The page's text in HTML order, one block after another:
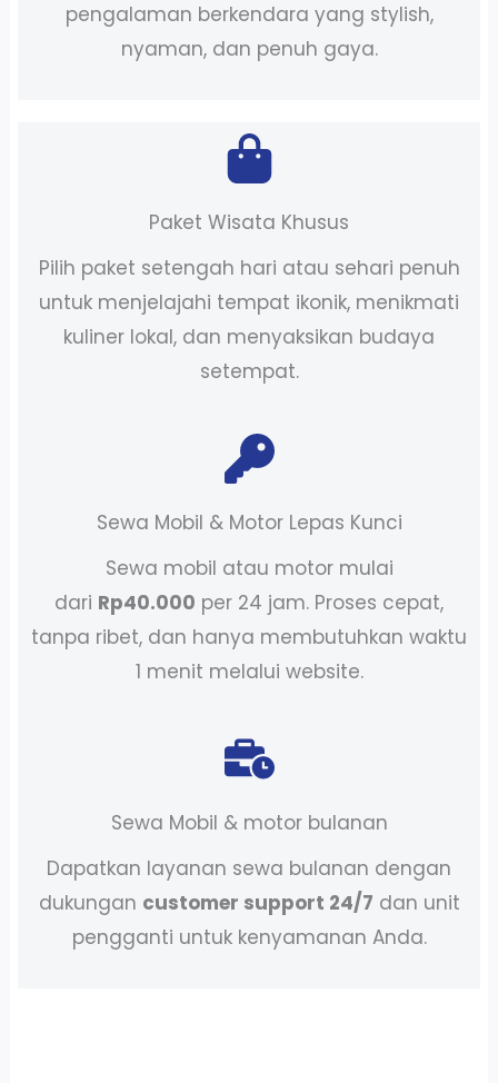
pengalaman berkendara yang stylish,
nyaman, dan penuh gaya.
Paket Wisata Khusus
Pilih paket setengah hari atau sehari penuh
untuk menjelajahi tempat ikonik, menikmati
kuliner lokal, dan menyaksikan budaya
setempat.
Sewa Mobil & Motor Lepas Kunci
Sewa mobil atau motor mulai
dari Rp40.000 per 24 jam. Proses cepat,
tanpa ribet, dan hanya membutuhkan waktu
1 menit melalui website.
Sewa Mobil & motor bulanan
Dapatkan layanan sewa bulanan dengan
dukungan customer support 24/7 dan unit
pengganti untuk kenyamanan Anda.